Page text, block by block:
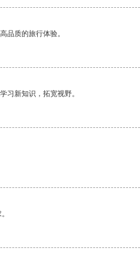
品质的旅行体验。
习新知识，拓宽视野。